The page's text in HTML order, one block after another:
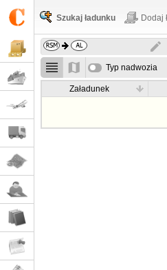
Szukaj ładunku Dodaj
Typ nadwozia
Załadunek